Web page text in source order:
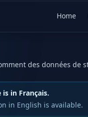
Home
in Français.
in English is available.